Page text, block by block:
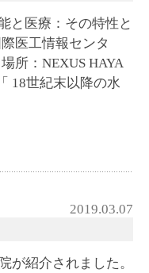
と医療：その特性と
医工情報センタ
：NEXUS HAYA
18世紀末以降の水
2019.03.07
が紹介されました。